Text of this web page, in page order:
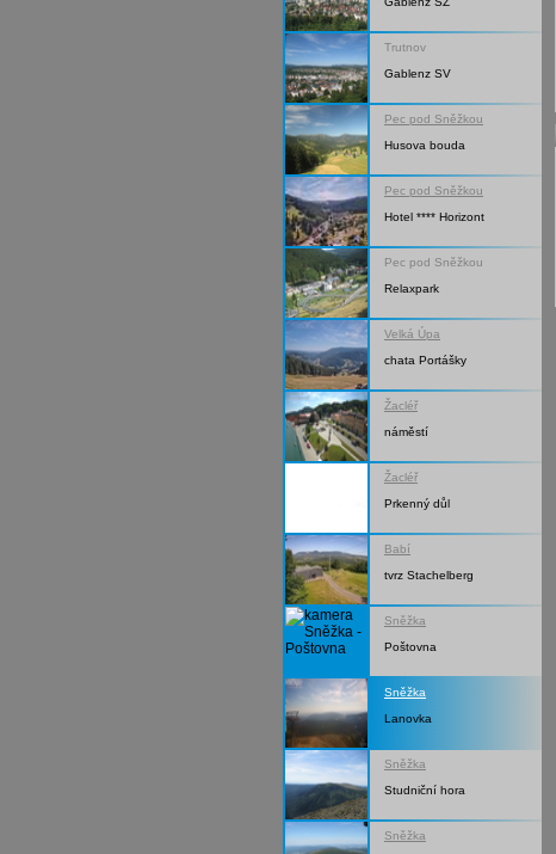
Trutnov
Gablenz SV
Pec pod Sněžkou
Husova bouda
Pec pod Sněžkou
Hotel **** Horizont
Pec pod Sněžkou
Relaxpark
Velká Úpa
chata Portášky
Žacléř
náměstí
Žacléř
Prkenný důl
Babí
tvrz Stachelberg
Sněžka
Poštovna
Sněžka
Lanovka
Sněžka
Studniční hora
Sněžka